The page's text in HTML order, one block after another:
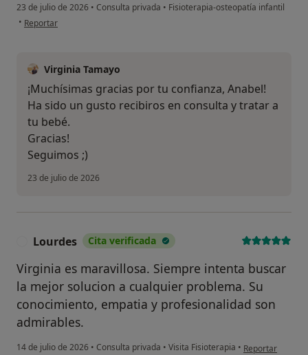
23 de julio de 2026 • Consulta privada • Fisioterapia-osteopatía infantil
• en opinión del usuario Anabel
Reportar
Virginia Tamayo
¡Muchísimas gracias por tu confianza, Anabel!
Ha sido un gusto recibiros en consulta y tratar a
tu bebé.
Gracias!
Seguimos ;)
23 de julio de 2026
Lourdes Cita verificada
Virginia es maravillosa. Siempre intenta buscar
la mejor solucion a cualquier problema. Su
conocimiento, empatia y profesionalidad son
admirables.
14 de julio de 2026 • Consulta privada • Visita Fisioterapia • en opinión del
Reportar